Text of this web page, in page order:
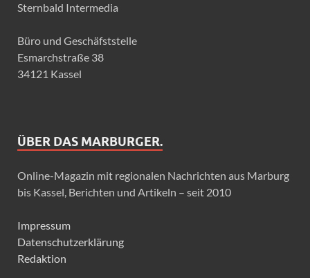
Sternbald Intermedia
Büro und Geschäfststelle
Esmarchstraße 38
34121 Kassel
ÜBER DAS MARBURGER.
Online-Magazin mit regionalen Nachrichten aus Marburg
bis Kassel, Berichten und Artikeln – seit 2010
Impressum
Datenschutzerklärung
Redaktion